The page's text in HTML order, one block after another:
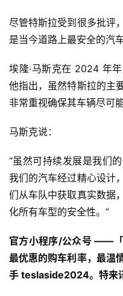
尽管特斯拉受到很多批评
是当今道路上最安全的汽车
埃隆·马斯克在 2024 年
他指出，虽然特斯拉的主
非常重视确保其车辆尽可
马斯克说：
“虽然可持续发展是我们
我们的汽车经过精心设计
们从车队中获取真实数据
化所有车型的安全性。”
官方小程序/公众号 ——「
最优惠的购车利率，最温
手 teslaside2024。特来